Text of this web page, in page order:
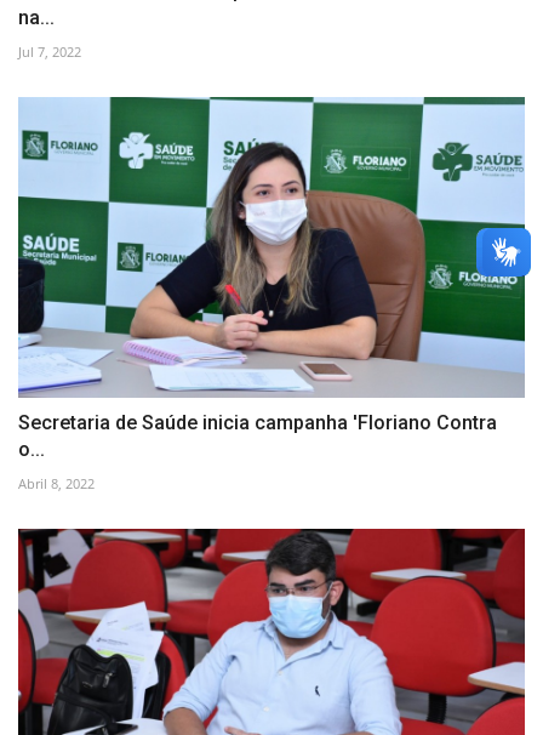
na...
Jul 7, 2022
Secretaria de Saúde inicia campanha 'Floriano Contra
o...
Abril 8, 2022